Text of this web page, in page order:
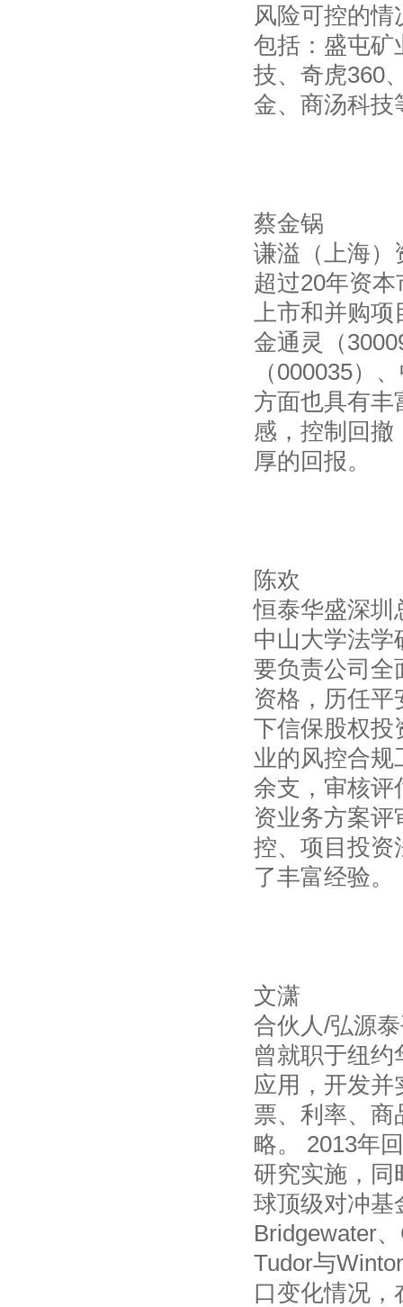
风险可控的
包括：盛屯矿
技、奇虎360
金、商汤科技
蔡金锅
谦溢（上海）
超过20年资
上市和并购
金通灵（
（000035）
方面也具有丰
感，控制回撤
厚的回报。
陈欢
恒泰华盛深圳
中山大学法学
要负责公司全
资格，历任
下信保股权投
业的风控合规
余支，审核评
资业务方案
控、项目投资
了丰富经验。
文潇
合伙人/弘源
曾就职于纽
应用，开发
票、利率、商
略。 2013年
研究实施，同
球顶级对冲基
Bridgewater
Tudor与
口变化情况